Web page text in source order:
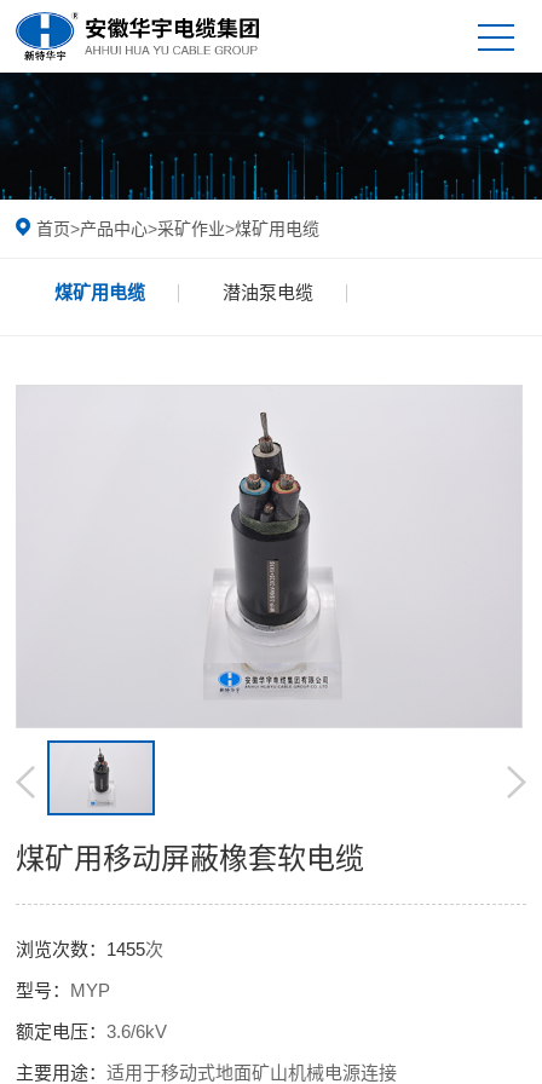
首页>产品中心>采矿作业>煤矿用电缆
煤矿用电缆 潜油泵电缆
煤矿用移动屏蔽橡套软电缆
浏览次数： 1455次
型号： MYP
额定电压：3.6/6kV
主要用途：适用于移动式地面矿山机械电源连接